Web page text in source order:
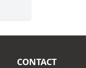
CONTACT